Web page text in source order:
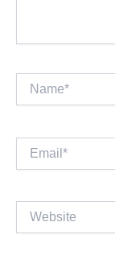
Website